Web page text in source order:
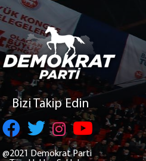
Bizi Takip Edin
@2021 Demokrat Parti